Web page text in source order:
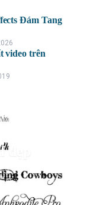
Đám Tang
video trên